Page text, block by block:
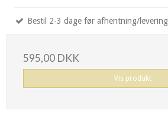
Bestil 2-3 dage før afhentning/levering
595,00 DKK
Vis produkt